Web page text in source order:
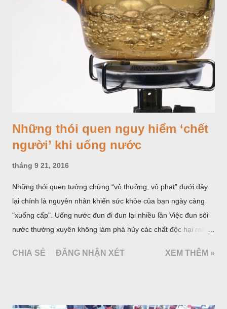
Những thói quen nguy hiểm ‘chết
người’ khi uống nước
tháng 9 21, 2016
Những thói quen tưởng chừng “vô thưởng, vô phạt” dưới đây
lại chính là nguyên nhân khiến sức khỏe của bạn ngày càng
"xuống cấp". Uống nước đun đi đun lại nhiều lần Việc đun sôi
nước thường xuyên không làm phá hủy các chất độc hại mà
sức khoẻ sẽ xảy ra. Trong nước thông thường có chứa hàm
CHIA SẺ ĐĂNG NHẬN XÉT XEM THÊM »